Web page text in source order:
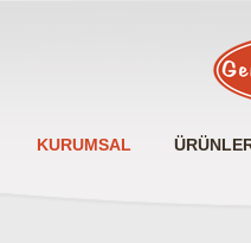
KURUMSAL